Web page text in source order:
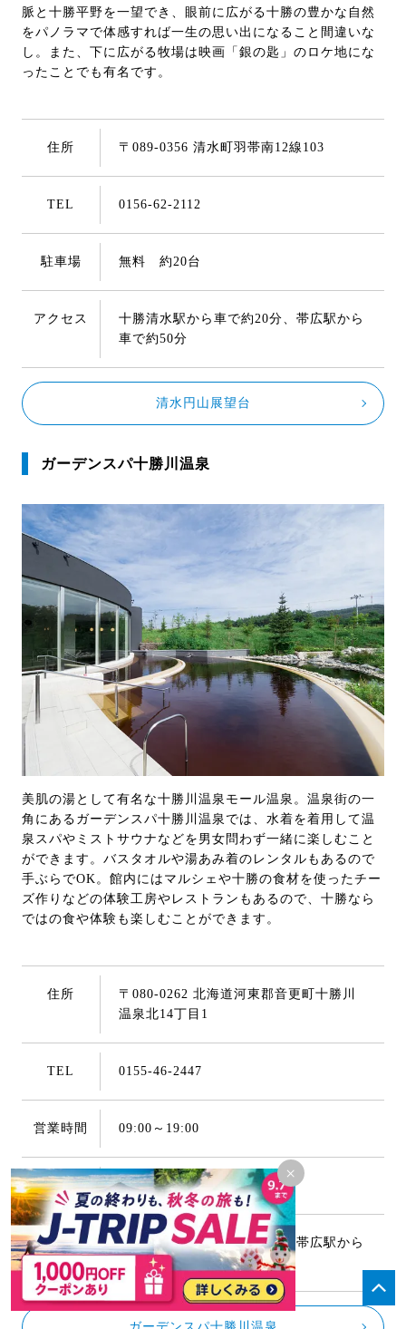
×
脈と十勝平野を一望でき、眼前に広がる十勝の豊かな自然
をパノラマで体感すれば一生の思い出になること間違いな
し。また、下に広がる牧場は映画「銀の匙」のロケ地にな
ったことでも有名です。
住所 〒089-0356 清水町羽帯南12線103
TEL 0156-62-2112
駐車場 無料 約20台
アクセス
十勝清水駅から車で約20分、帯広駅から
車で約50分
清水円山展望台
ガーデンスパ十勝川温泉
美肌の湯として有名な十勝川温泉モール温泉。温泉街の一
角にあるガーデンスパ十勝川温泉では、水着を着用して温
泉スパやミストサウナなどを男女問わず一緒に楽しむこと
ができます。バスタオルや湯あみ着のレンタルもあるので
手ぶらでOK。館内にはマルシェや十勝の食材を使ったチー
ズ作りなどの体験工房やレストランもあるので、十勝なら
ではの食や体験も楽しむことができます。
住所
〒080-0262 北海道河東郡音更町十勝川
温泉北14丁目1
TEL 0155-46-2447
営業時間 09:00～19:00
駐車場 無料 約90台
アクセス
十勝清水駅から車で約50分、帯広駅から
車で約20分